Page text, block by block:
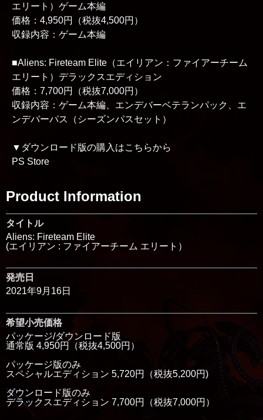
Product Information
タイトル
Aliens: Fireteam Elite
(エイリアン : ファイアーチーム エリート）
発売日
2021年9月16日
希望小売価格
パッケージ/ダウンロード版
通常版 4,950円（税抜4,500円）
パッケージ版のみ
スペシャルエディション 5,720円（税抜5,200円)
ダウンロード版のみ
デラックスエディション 7,700円（税抜7,000円）
エリート）ゲーム本編
価格：4,950円（税抜4,500円）
収録内容：ゲーム本編
■Aliens: Fireteam Elite（エイリアン：ファイアーチーム
エリート）デラックスエディション
価格：7,700円（税抜7,000円）
収録内容：ゲーム本編、エンデバーベテランパック、エ
ンデバーパス（シーズンパスセット）
▼ダウンロード版の購入はこちらから
PS Store